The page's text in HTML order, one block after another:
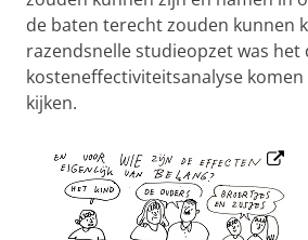
de baten terecht zouden kunnen
razendsnelle studieopzet was het
kosteneffectiviteitsanalyse komen
kijken.